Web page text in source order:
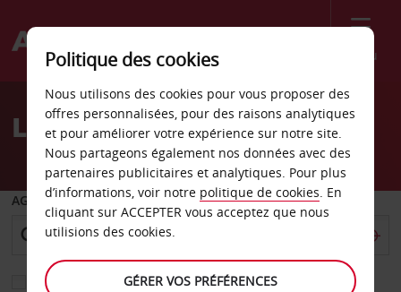
Menu
Welcome
AvisLocation de voiture Flint
AGENCE DE DÉPART
Sélectionnez une autre agence de retour
Politique des cookies
Nous utilisons des cookies pour vous proposer des
offres personnalisées, pour des raisons analytiques
et pour améliorer votre expérience sur notre site.
Nous partageons également nos données avec des
partenaires publicitaires et analytiques. Pour plus
d’informations, voir notre politique de cookies. En
cliquant sur ACCEPTER vous acceptez que nous
utilisions des cookies.
GÉRER VOS PRÉFÉRENCES